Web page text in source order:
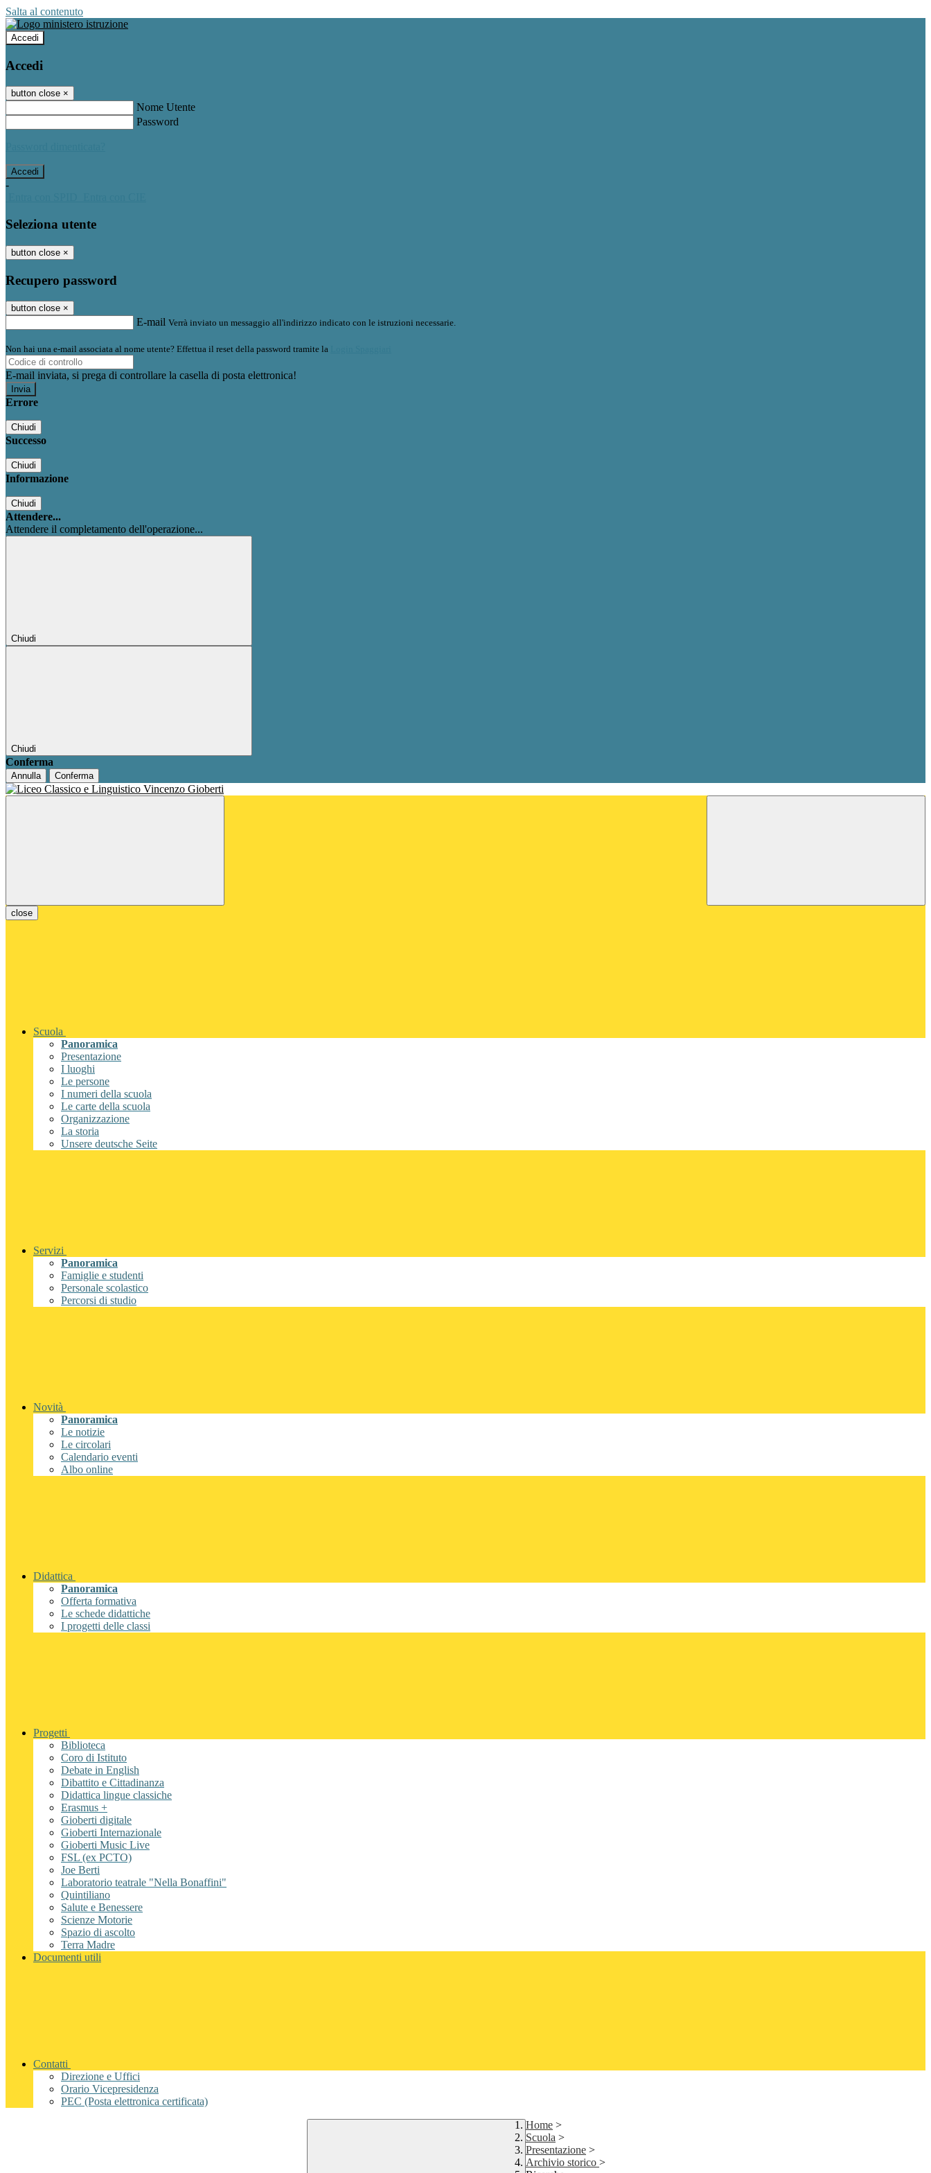
Salta al contenuto
Accedi
Accedi
button close ×
Nome Utente
Password
-
Seleziona utente
button close ×
Recupero password
button close ×
E-mail Verrà inviato un messaggio all'indirizzo indicato con le istruzioni necessarie.
Non hai una e-mail associata al nome utente? Effettua il reset della password tramite la
E-mail inviata, si prega di controllare la casella di posta elettronica!
Errore
Chiudi
Successo
Chiudi
Informazione
Chiudi
Attendere...
Attendere il completamento dell'operazione...
Chiudi
Chiudi
Conferma
Annulla Conferma
close
Scuola
Panoramica
Presentazione
I luoghi
Le persone
I numeri della scuola
Le carte della scuola
Organizzazione
La storia
Unsere deutsche Seite
Servizi
Panoramica
Famiglie e studenti
Personale scolastico
Percorsi di studio
Novità
Panoramica
Le notizie
Le circolari
Calendario eventi
Albo online
Didattica
Panoramica
Offerta formativa
Le schede didattiche
I progetti delle classi
Progetti
Biblioteca
Coro di Istituto
Debate in English
Dibattito e Cittadinanza
Didattica lingue classiche
Erasmus +
Gioberti digitale
Gioberti Internazionale
Gioberti Music Live
FSL (ex PCTO)
Joe Berti
Laboratorio teatrale "Nella Bonaffini"
Quintiliano
Salute e Benessere
Scienze Motorie
Spazio di ascolto
Terra Madre
Documenti utili
Contatti
Direzione e Uffici
Orario Vicepresidenza
PEC (Posta elettronica certificata)
Home >
Scuola >
Presentazione >
Archivio storico >